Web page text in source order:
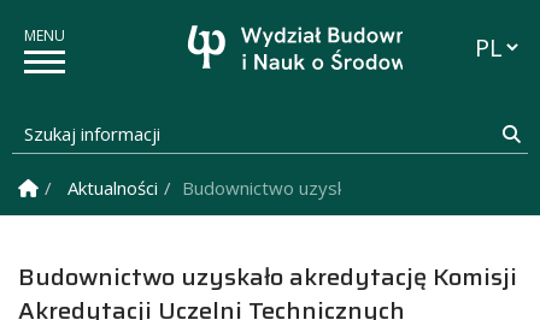
Szukaj informacji
Strona Główna
Aktualności Budownictwo uzyskało akredytację
Budownictwo uzyskało akredytację Komisji
Akredytacji Uczelni Technicznych